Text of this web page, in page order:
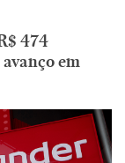
474
em